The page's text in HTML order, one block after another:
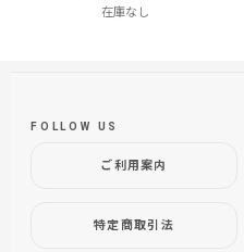
在庫なし
ご利用案内
特定商取引法
FOLLOW US